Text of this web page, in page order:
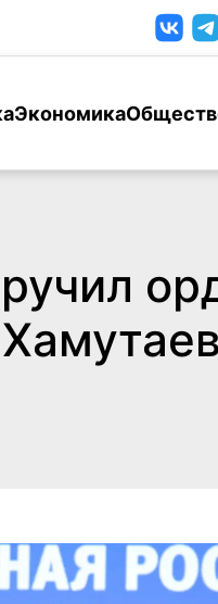
Экономика